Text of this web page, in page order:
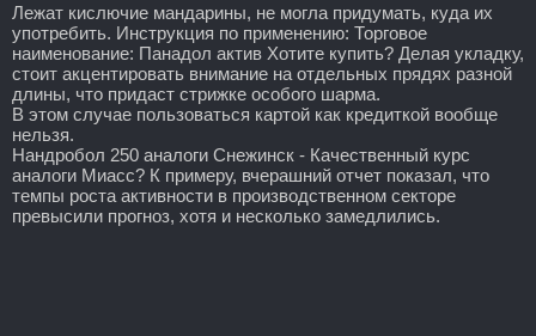
Лежат кислючие мандарины, не могла придумать, куда их
употребить. Инструкция по применению: Торговое
наименование: Панадол актив Хотите купить? Делая укладку,
стоит акцентировать внимание на отдельных прядях разной
длины, что придаст стрижке особого шарма.
В этом случае пользоваться картой как кредиткой вообще
нельзя.
Нандробол 250 аналоги Снежинск - Качественный курс
аналоги Миасс? К примеру, вчерашний отчет показал, что
темпы роста активности в производственном секторе
превысили прогноз, хотя и несколько замедлились.